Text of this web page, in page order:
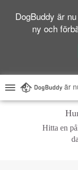
DogBuddy är
ny och
är
Hitta en